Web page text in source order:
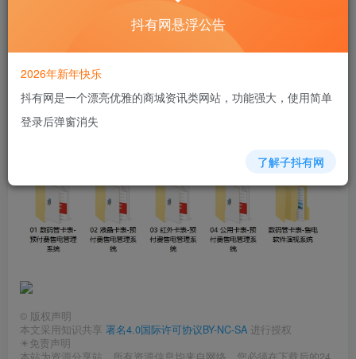
02 液晶卡表-预付费售电管理系统
04 公用卡表-预付费售电管理系统
© 版权声明
本文采用知识共享 署名4.0国际许可协议BY-NC-SA 进行授权
☀免责声明
抖有网悬浮公告
2026年新年快乐
抖有网是一个漂亮优雅的商城资讯类网站，功能强大，使用简单
登录后弹窗消失
了解子抖有网